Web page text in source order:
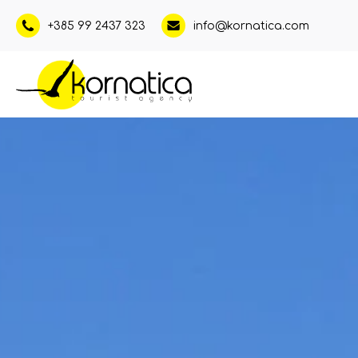
+385 99 2437 323 info@kornatica.com